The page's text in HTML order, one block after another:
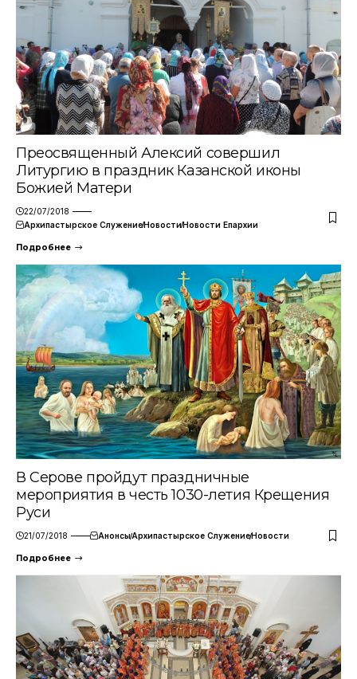
Преосвященный Алексий совершил
Литургию в праздник Казанской иконы
Божией Матери
22/07/2018
Архипастырское СлужениеНовостиНовости Епархии
Подробнее
В Серове пройдут праздничные
мероприятия в честь 1030-летия Крещения
Руси
21/07/2018 АнонсыАрхипастырское СлужениеНовости
Подробнее